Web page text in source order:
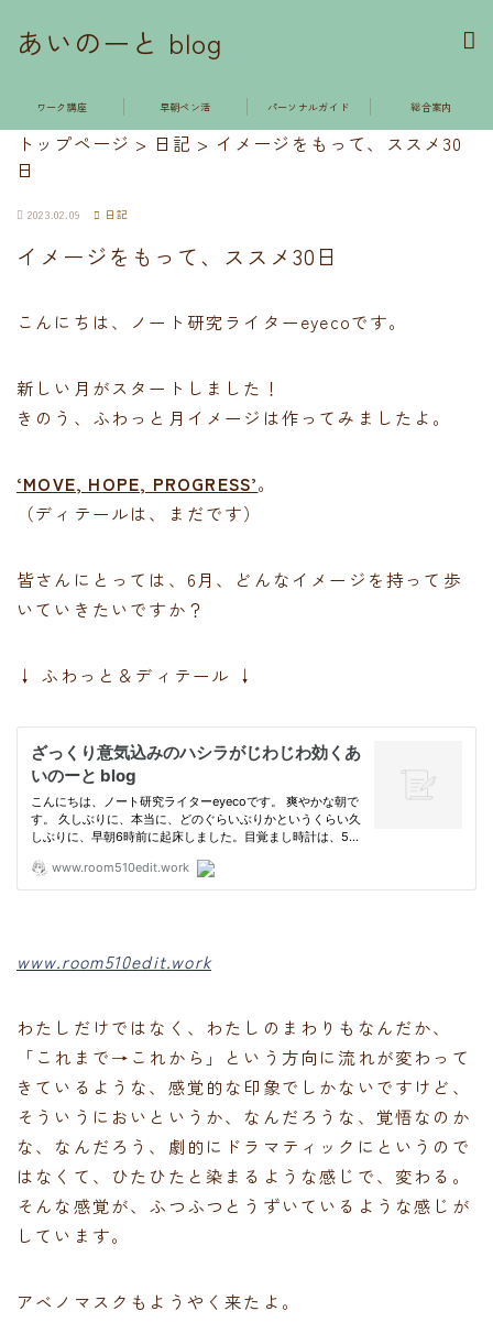
あいのーと blog
ワーク講座 早朝ペン活 パーソナルガイド 総合案内
トップページ > 日記 > イメージをもって、ススメ30
日
2023.02.09 日記
イメージをもって、ススメ30日
こんにちは、ノート研究ライターeyecoです。
新しい月がスタートしました！
きのう、ふわっと月イメージは作ってみましたよ。
‘MOVE, HOPE, PROGRESS’。
（ディテールは、まだです）
皆さんにとっては、6月、どんなイメージを持って歩
いていきたいですか？
↓ ふわっと＆ディテール ↓
www.room510edit.work
わたしだけではなく、わたしのまわりもなんだか、
「これまで→これから」という方向に流れが変わって
きているような、感覚的な印象でしかないですけど、
そういうにおいというか、なんだろうな、覚悟なのか
な、なんだろう、劇的にドラマティックにというので
はなくて、ひたひたと染まるような感じで、変わる。
そんな感覚が、ふつふつとうずいているような感じが
しています。
アベノマスクもようやく来たよ。